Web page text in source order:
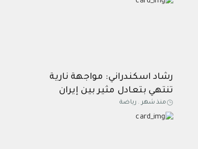
رشاد اسكندراني: مواجهة نارية
تنتهي بتعادل مثير بين إيران
ونيوزيلندا ...إيران تعود مرتين
أمام نيوزيلندا وتحافظ على
منذ شهر . رياضة